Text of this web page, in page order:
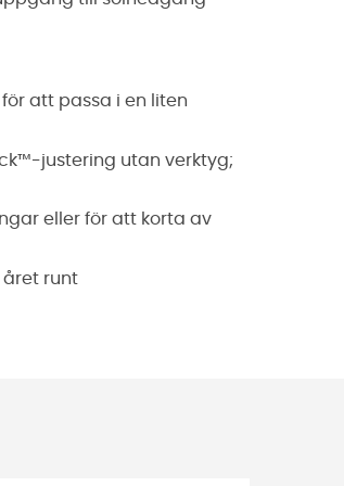
att passa i en liten
justering utan verktyg;
eller för att korta av
året runt